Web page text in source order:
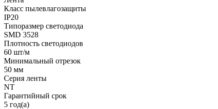
Класс пылевлагозащиты
IP20
Типоразмер светодиода
SMD 3528
Плотность светодиодов
60 шт/м
Минимальный отрезок
50 мм
Серия ленты
NT
Гарантийный срок
5 год(а)